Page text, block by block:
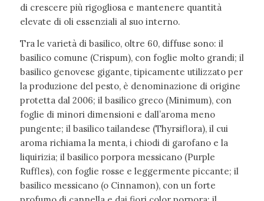
di crescere più rigogliosa e mantenere quantità
elevate di oli essenziali al suo interno.
Tra le varietà di basilico, oltre 60, diffuse sono: il
basilico comune (Crispum), con foglie molto grandi; il
basilico genovese gigante, tipicamente utilizzato per
la produzione del pesto, è denominazione di origine
protetta dal 2006; il basilico greco (Minimum), con
foglie di minori dimensioni e dall’aroma meno
pungente; il basilico tailandese (Thyrsiflora), il cui
aroma richiama la menta, i chiodi di garofano e la
liquirizia; il basilico porpora messicano (Purple
Ruffles), con foglie rosse e leggermente piccante; il
basilico messicano (o Cinnamon), con un forte